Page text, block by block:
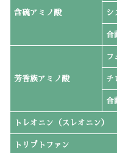
含硫アミノ酸 シ
合
芳香族アミノ酸
フ
チ
合
トレオニン（スレオニン）
トリプトファン